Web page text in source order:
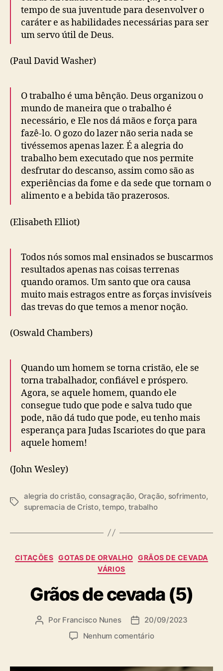
tempo de sua juventude para desenvolver o
caráter e as habilidades necessárias para ser
um servo útil de Deus.
(Paul David Washer)
O trabalho é uma bênção. Deus organizou o
mundo de maneira que o trabalho é
necessário, e Ele nos dá mãos e força para
fazê-lo. O gozo do lazer não seria nada se
tivéssemos apenas lazer. É a alegria do
trabalho bem executado que nos permite
desfrutar do descanso, assim como são as
experiências da fome e da sede que tornam o
alimento e a bebida tão prazerosos.
(Elisabeth Elliot)
Todos nós somos mal ensinados se buscarmos
resultados apenas nas coisas terrenas
quando oramos. Um santo que ora causa
muito mais estragos entre as forças invisíveis
das trevas do que temos a menor noção.
(Oswald Chambers)
Quando um homem se torna cristão, ele se
torna trabalhador, confiável e próspero.
Agora, se aquele homem, quando ele
consegue tudo que pode e salva tudo que
pode, não dá tudo que pode, eu tenho mais
esperança para Judas Iscariotes do que para
aquele homem!
(John Wesley)
T
s
alegria do cristão, consagração, Oração, sofrimento,
supremacia de Cristo,tempo, trabalho
C
a
t
e
g
r
i
CITAÇÕES GOTAS DE ORVALHO
GRÃOS DE CEVADA
VÁRIOS
Grãos de cevada (5)
A
r
Por Francisco Nunes
D
a
d
20/09/2023
Nenhum comentárioe
r